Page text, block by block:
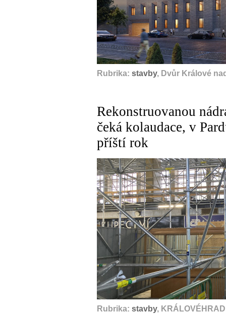
Rubrika: stavby, Dvůr Králové
Rekonstruovanou
čeká kolaudace, v
příští rok
Rubrika: stavby,